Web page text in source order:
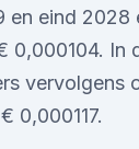
eind 2028
0,000104. In
vervolgens
0,000117.